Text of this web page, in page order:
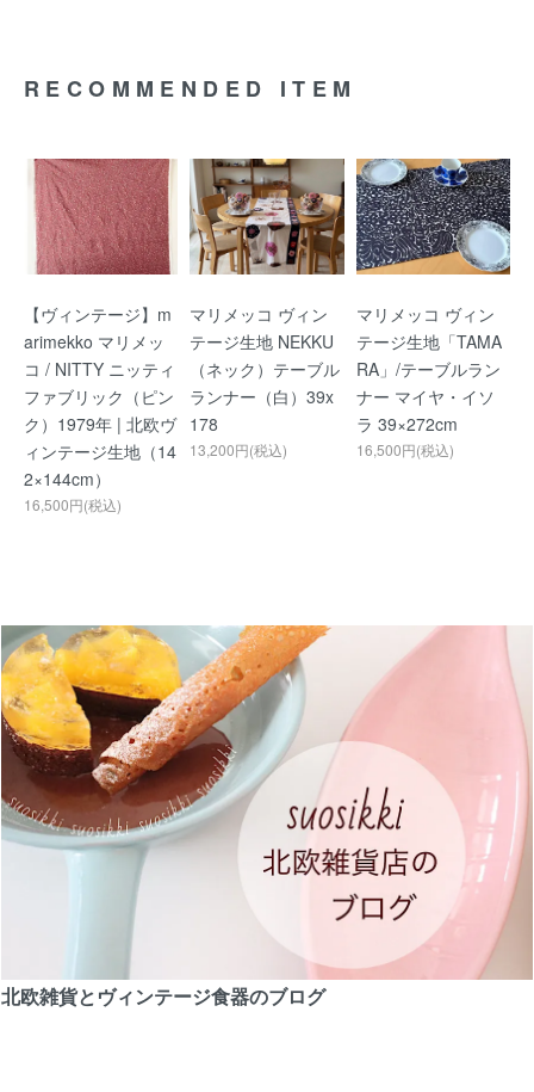
RECOMMENDED ITEM
【ヴィンテージ】m
arimekko マリメッ
コ / NITTY ニッティ
ファブリック（ピン
ク）1979年 | 北欧ヴ
ィンテージ生地（14
2×144cm）
16,500円(税込)
マリメッコ ヴィン
テージ生地 NEKKU
（ネック）テーブル
ランナー（白）39x
178
13,200円(税込)
マリメッコ ヴィン
テージ生地「TAMA
RA」/テーブルラン
ナー マイヤ・イソ
ラ 39×272cm
16,500円(税込)
北欧雑貨とヴィンテージ食器のブログ